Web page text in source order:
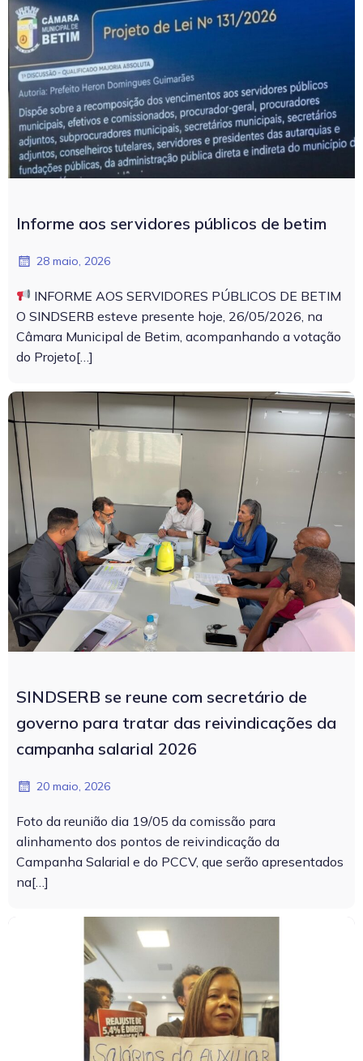
Informe aos servidores públicos de betim
28 maio, 2026
INFORME AOS SERVIDORES PÚBLICOS DE BETIM
O SINDSERB esteve presente hoje, 26/05/2026, na
Câmara Municipal de Betim, acompanhando a votação
do Projeto[…]
SINDSERB se reune com secretário de
governo para tratar das reivindicações da
campanha salarial 2026
20 maio, 2026
Foto da reunião dia 19/05 da comissão para
alinhamento dos pontos de reivindicação da
Campanha Salarial e do PCCV, que serão apresentados
na[…]